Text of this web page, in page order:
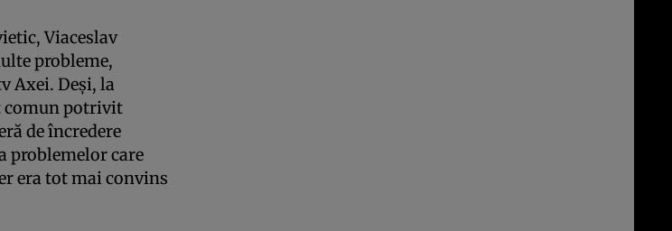
Viaceslav
probleme,
Axei. Deși, la
comun potrivit
de încredere
problemelor care
era tot mai convins